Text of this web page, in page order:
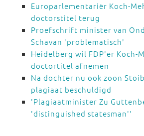
Europarlementariër Koch-
doctorstitel terug
Proefschrift minister van
Schavan 'problematisch'
Heidelberg wil FDP'er Koch-
doctortitel afnemen
Na dochter nu ook zoon
plagiaat beschuldigd
'Plagiaatminister Zu
'distinguished statesman''